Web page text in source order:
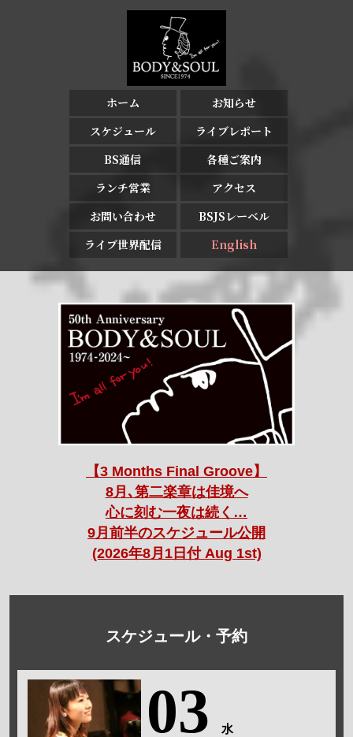
ホーム
お知らせ
スケジュール
ライブレポート
BS通信
各種ご案内
ランチ営業
アクセス
お問い合わせ
BSJSレーベル
ライブ世界配信
English
【3 Months Final Groove】
8月､第二楽章は佳境へ
心に刻む一夜は続く…
9月前半のスケジュール公開
(2026年8月1日付 Aug 1st)
スケジュール・予約
03 水